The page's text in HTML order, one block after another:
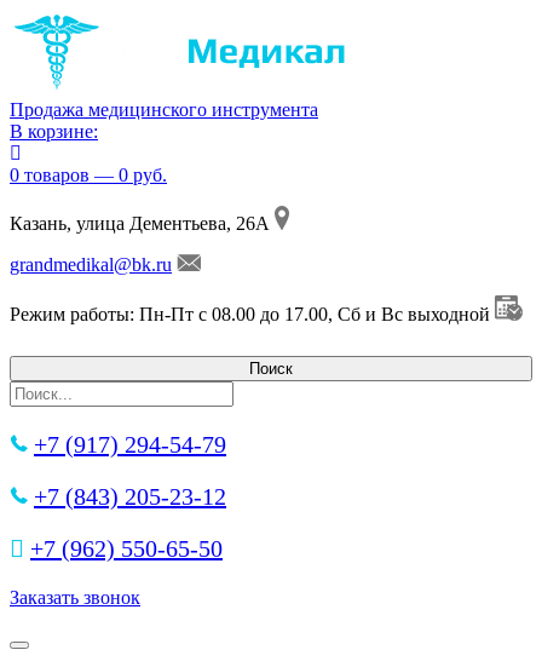
Продажа медицинского инструмента
В корзине:
0 товаров — 0 руб.
Казань, улица Дементьева, 26А
grandmedikal@bk.ru
Режим работы: Пн-Пт с 08.00 до 17.00, Сб и Вс выходной
+7 (917) 294-54-79
+7 (843) 205-23-12
+7 (962) 550‑65‑50‬
Заказать звонок
Toggle navigation